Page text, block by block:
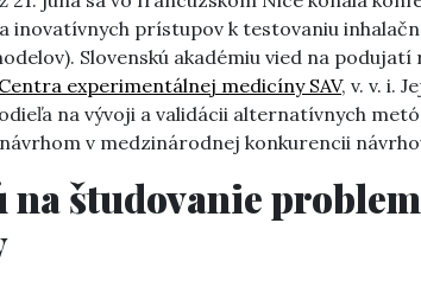
inovatívnych prístupov k testovaniu
Slovenskú akadémiu vied na
Centra experimentálnej medicíny SAV, v. v. i.
na vývoji a validácii alternatívnych
v medzinárodnej konkurencii
na študovanie